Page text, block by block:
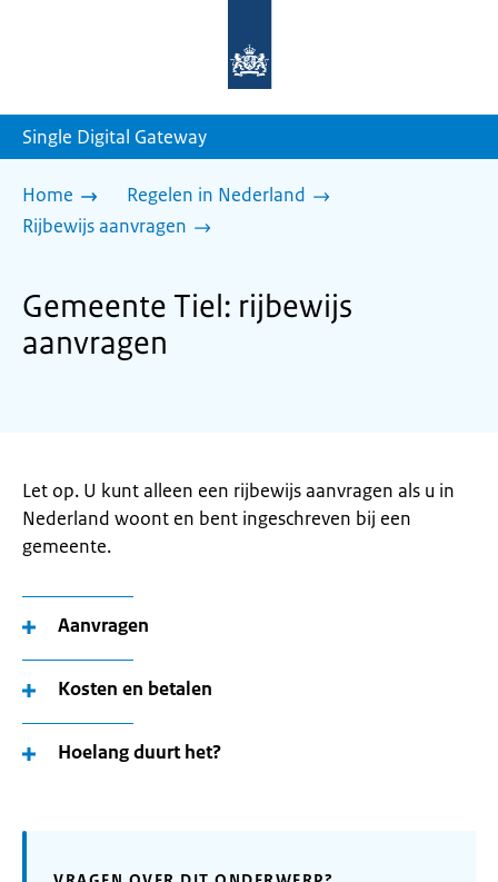
homepage
Single Digital Gateway
Home
Regelen in Nederland
Rijbewijs aanvragen
Gemeente Tiel: rijbewijs
aanvragen
Let op. U kunt alleen een rijbewijs aanvragen als u in
Nederland woont en bent ingeschreven bij een
gemeente.
Aanvragen
Kosten en betalen
Hoelang duurt het?